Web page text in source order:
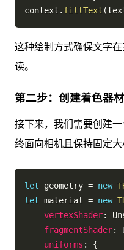
context . fillText (
这种绘制方式确保文字
读。
第二步：创建着色器
接下来，我们需要创建
终面向相机且保持固定大
let geometry = new
let material = new
vertexShader:
fragmentShader:
uniforms :
{